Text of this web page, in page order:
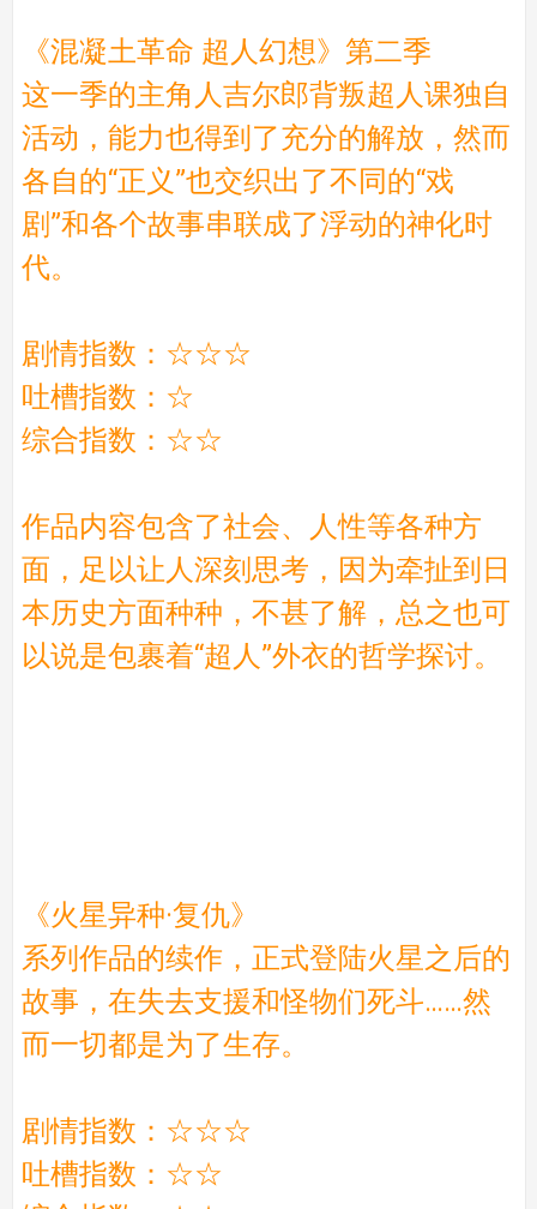
《混凝土革命 超人幻想》第二季
这一季的主角人吉尔郎背叛超人课独自
活动，能力也得到了充分的解放，然而
各自的“正义”也交织出了不同的“戏
剧”和各个故事串联成了浮动的神化时
代。
剧情指数：☆☆☆
吐槽指数：☆
综合指数：☆☆
作品内容包含了社会、人性等各种方
面，足以让人深刻思考，因为牵扯到日
本历史方面种种，不甚了解，总之也可
以说是包裹着“超人”外衣的哲学探讨。
《火星异种·复仇》
系列作品的续作，正式登陆火星之后的
故事，在失去支援和怪物们死斗……然
而一切都是为了生存。
剧情指数：☆☆☆
吐槽指数：☆☆